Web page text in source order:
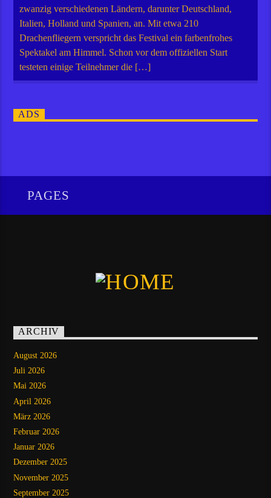
zwanzig verschiedenen Ländern, darunter Deutschland,
Italien, Holland und Spanien, an. Mit etwa 210
Drachenfliegern verspricht das Festival ein farbenfrohes
Spektakel am Himmel. Schon vor dem offiziellen Start
testeten einige Teilnehmer die […]
ADS
PAGES
ARCHIV
August 2026
Juli 2026
Mai 2026
April 2026
März 2026
Februar 2026
Januar 2026
Dezember 2025
November 2025
September 2025